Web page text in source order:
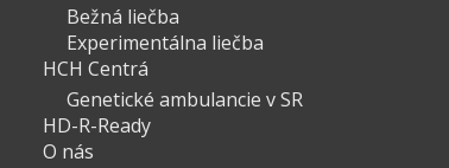
Bežná liečba
Experimentálna liečba
HCH Centrá
Genetické ambulancie v SR
HD-R-Ready
O nás